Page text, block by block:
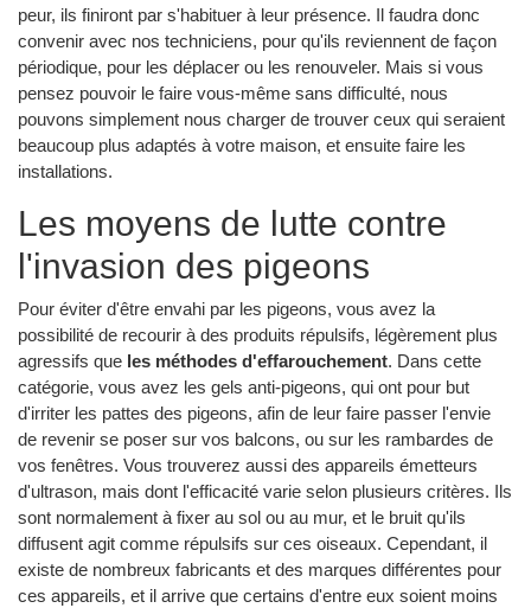
peur, ils finiront par s'habituer à leur présence. Il faudra donc
convenir avec nos techniciens, pour qu'ils reviennent de façon
périodique, pour les déplacer ou les renouveler. Mais si vous
pensez pouvoir le faire vous-même sans difficulté, nous
pouvons simplement nous charger de trouver ceux qui seraient
beaucoup plus adaptés à votre maison, et ensuite faire les
installations.
Les moyens de lutte contre
l'invasion des pigeons
Pour éviter d'être envahi par les pigeons, vous avez la
possibilité de recourir à des produits répulsifs, légèrement plus
agressifs que les méthodes d'effarouchement. Dans cette
catégorie, vous avez les gels anti-pigeons, qui ont pour but
d'irriter les pattes des pigeons, afin de leur faire passer l'envie
de revenir se poser sur vos balcons, ou sur les rambardes de
vos fenêtres. Vous trouverez aussi des appareils émetteurs
d'ultrason, mais dont l'efficacité varie selon plusieurs critères. Ils
sont normalement à fixer au sol ou au mur, et le bruit qu'ils
diffusent agit comme répulsifs sur ces oiseaux. Cependant, il
existe de nombreux fabricants et des marques différentes pour
ces appareils, et il arrive que certains d'entre eux soient moins